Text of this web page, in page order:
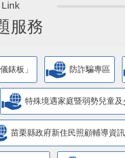
服務
錶板」 防詐騙專區
特殊境遇家庭暨弱勢兒童
苗栗縣政府新住民照顧輔導資